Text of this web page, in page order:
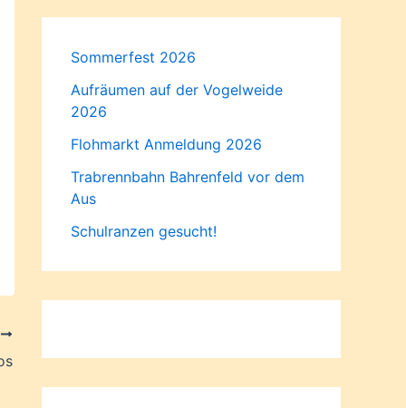
Sommerfest 2026
Aufräumen auf der Vogelweide
2026
Flohmarkt Anmeldung 2026
Trabrennbahn Bahrenfeld vor dem
Aus
Schulranzen gesucht!